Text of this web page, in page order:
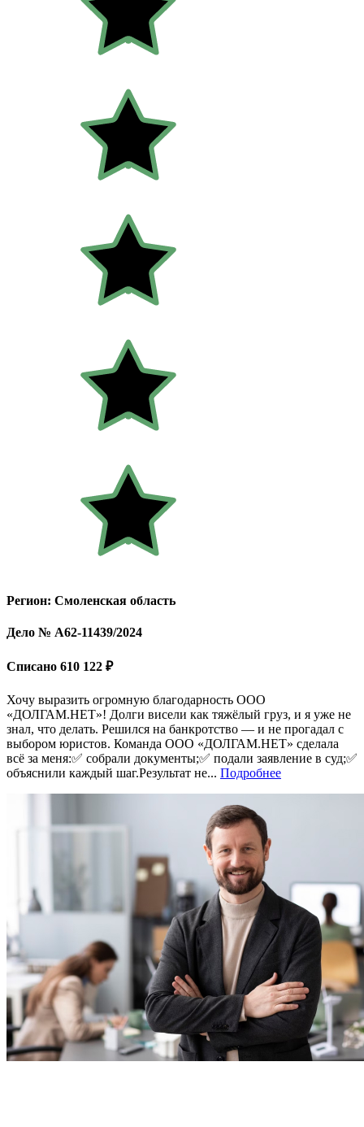
Регион: Смоленская область
Дело № А62-11439/2024
Списано 610 122 ₽
Хочу выразить огромную благодарность ООО
«ДОЛГАМ.НЕТ»! Долги висели как тяжёлый груз, и я уже не
знал, что делать. Решился на банкротство — и не прогадал с
выбором юристов. Команда ООО «ДОЛГАМ.НЕТ» сделала
всё за меня:✅ собрали документы;✅ подали заявление в суд;✅
объяснили каждый шаг.Результат не... Подробнее